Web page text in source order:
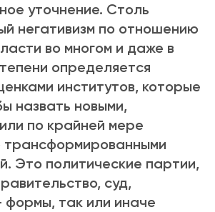
уточнение. Столь
негативизм по отношению
во многом и даже в
определяется
институтов, которые
назвать новыми,
по крайней мере
трансформированными
Это политические партии,
суд,
так или иначе